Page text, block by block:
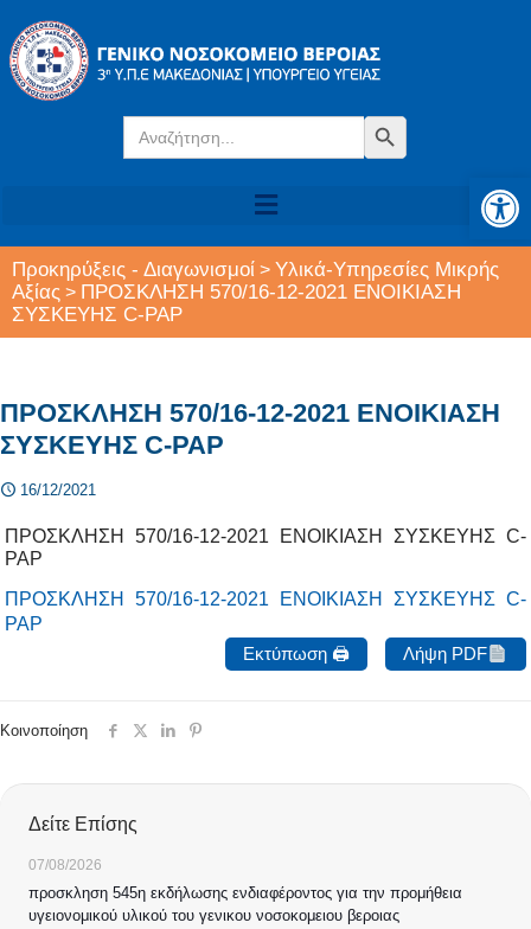
Search
for:
Search Button
Προκηρύξεις - Διαγωνισμοί > Υλικά-Υπηρεσίες Μικρής
Αξίας > ΠΡΟΣΚΛΗΣΗ 570/16-12-2021 ΕΝΟΙΚΙΑΣΗ
ΣΥΣΚΕΥΗΣ C-PAP
ΠΡΟΣΚΛΗΣΗ 570/16-12-2021 ΕΝΟΙΚΙΑΣΗ
ΣΥΣΚΕΥΗΣ C-PAP
16/12/2021
ΠΡΟΣΚΛΗΣΗ 570/16-12-2021 ΕΝΟΙΚΙΑΣΗ ΣΥΣΚΕΥΗΣ C-
PAP
ΠΡΟΣΚΛΗΣΗ 570/16-12-2021 ΕΝΟΙΚΙΑΣΗ ΣΥΣΚΕΥΗΣ C-
PAP
Εκτύπωση 🖨
Λήψη PDF
Κοινοποίηση
Δείτε Επίσης
07/08/2026
προσκληση 545η εκδήλωσης ενδιαφέροντος για την προμήθεια
υγειονομικού υλικού του γενικου νοσοκομειου βεροιας